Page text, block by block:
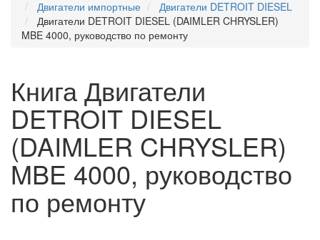
Двигатели импортные
Двигатели DETROIT DIESEL
Двигатели DETROIT DIESEL (DAIMLER CHRYSLER)
MBE 4000, руководство по ремонту
Книга Двигатели
DETROIT DIESEL
(DAIMLER CHRYSLER)
MBE 4000, руководство
по ремонту